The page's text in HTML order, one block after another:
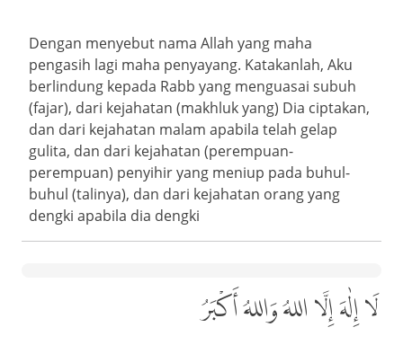
Dengan menyebut nama Allah yang maha
pengasih lagi maha penyayang. Katakanlah, Aku
berlindung kepada Rabb yang menguasai subuh
(fajar), dari kejahatan (makhluk yang) Dia ciptakan,
dan dari kejahatan malam apabila telah gelap
gulita, dan dari kejahatan (perempuan-
perempuan) penyihir yang meniup pada buhul-
buhul (talinya), dan dari kejahatan orang yang
dengki apabila dia dengki
لَا إِلٰهَ إِلَّا اللهُ وَاللهُ أَكْبَرُ